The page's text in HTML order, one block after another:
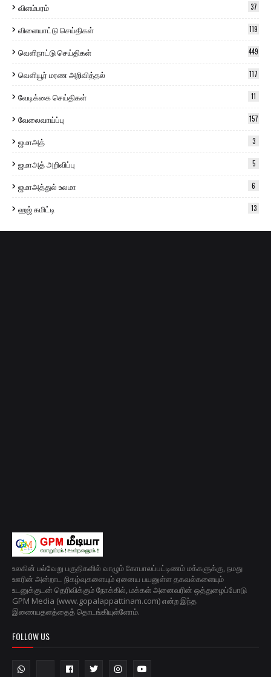
விளம்பரம் 37
விளையாட்டு செய்திகள் 119
வெளிநாட்டு செய்திகள் 449
வெளியூர் மரண அறிவித்தல் 117
வேடிக்கை செய்திகள் 11
வேலைவாய்ப்பு 157
ஜமாஅத் 3
ஜமாஅத் அறிவிப்பு 5
ஜமாஅத்துல் உலமா 6
ஹஜ் கமிட்டி 13
உலகின் பல்வேறு பகுதிகளில் வாழும் கோபாலப்பட்டிணம் மக்களுக்கு, நமது
ஊரின் அன்றாட நிகழ்வுகளையும் ஏனைய பயனுள்ள தகவல்களையும்
உடனுக்குடன் தெரிவிக்கும் நோக்கில், மக்கள் அனைவரின் ஒத்துழைப்போடு
GPM Media (www.gopalappattinam.com) என்ற இந்த
இணையதளத்தைத் தொடங்கியுள்ளோம்.
FOLLOW US